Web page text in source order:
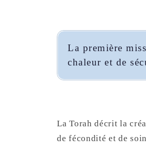
La première
chaleur et de
La Torah décrit la
de fécondité et de